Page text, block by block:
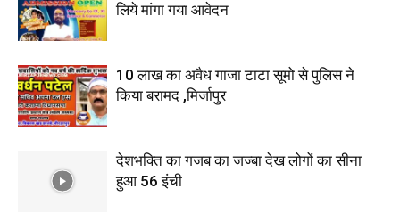
लिये मांगा गया आवेदन
10 लाख का अवैध गाजा टाटा सूमो से पुलिस ने
किया बरामद ,मिर्जापुर
देशभक्ति का गजब का जज्बा देख लोगों का सीना
हुआ 56 इंची